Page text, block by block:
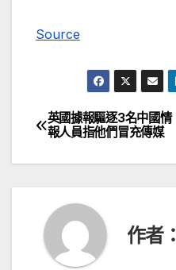
Source
文
章
覽
英國據報驅逐3名中國情
報人員指他們冒充傳媒
作者：